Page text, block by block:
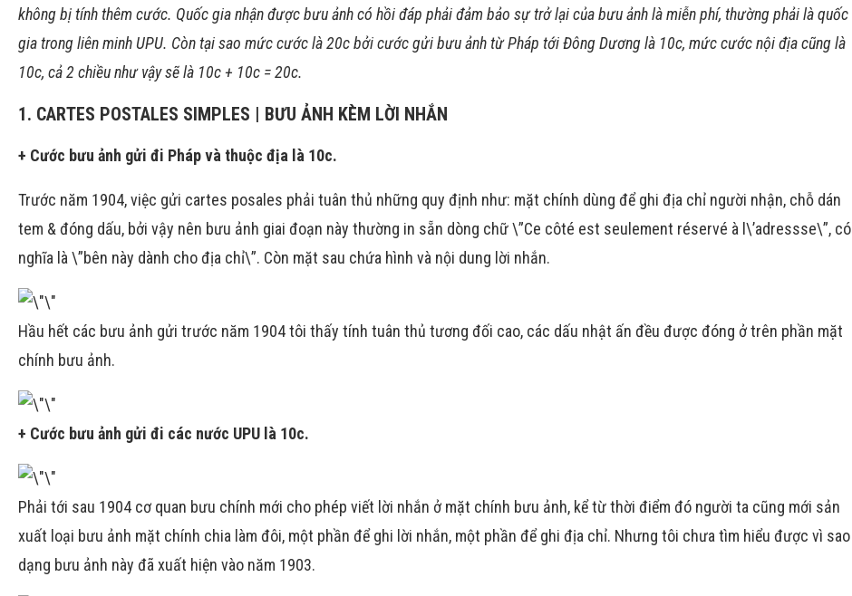
không bị tính thêm cước. Quốc gia nhận được bưu ảnh có hồi đáp phải đảm bảo sự trở lại của bưu ảnh là miễn phí, thường phải là quốc
gia trong liên minh UPU. Còn tại sao mức cước là 20c bởi cước gửi bưu ảnh từ Pháp tới Đông Dương là 10c, mức cước nội địa cũng là
10c, cả 2 chiều như vậy sẽ là 10c + 10c = 20c.
1. CARTES POSTALES SIMPLES | BƯU ẢNH KÈM LỜI NHẮN
+ Cước bưu ảnh gửi đi Pháp và thuộc địa là 10c.
Trước năm 1904, việc gửi cartes posales phải tuân thủ những quy định như: mặt chính dùng để ghi địa chỉ người nhận, chỗ dán
tem & đóng dấu, bởi vậy nên bưu ảnh giai đoạn này thường in sẵn dòng chữ \”Ce côté est seulement réservé à l\’adressse\”, có
nghĩa là \”bên này dành cho địa chỉ\”. Còn mặt sau chứa hình và nội dung lời nhắn.
Hầu hết các bưu ảnh gửi trước năm 1904 tôi thấy tính tuân thủ tương đối cao, các dấu nhật ấn đều được đóng ở trên phần mặt
chính bưu ảnh.
+ Cước bưu ảnh gửi đi các nước UPU là 10c.
Phải tới sau 1904 cơ quan bưu chính mới cho phép viết lời nhắn ở mặt chính bưu ảnh, kể từ thời điểm đó người ta cũng mới sản
xuất loại bưu ảnh mặt chính chia làm đôi, một phần để ghi lời nhắn, một phần để ghi địa chỉ. Nhưng tôi chưa tìm hiểu được vì sao
dạng bưu ảnh này đã xuất hiện vào năm 1903.